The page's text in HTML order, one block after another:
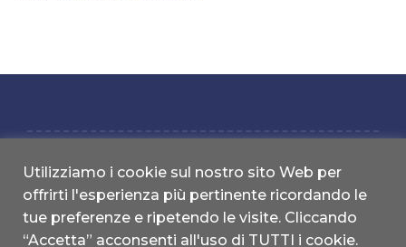
studionice.it | Copyright 2022 © All Rights reserved | Designed by
Utilizziamo i cookie sul nostro sito Web per
offrirti l'esperienza più pertinente ricordando le
tue preferenze e ripetendo le visite. Cliccando
“Accetta” acconsenti all'uso di TUTTI i cookie.